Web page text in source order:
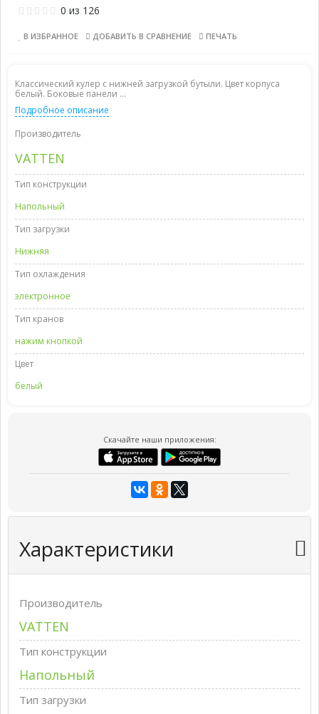
0 из 126
В ИЗБРАННОЕ ДОБАВИТЬ В СРАВНЕНИЕ ПЕЧАТЬ
Классический кулер с нижней загрузкой бутыли. Цвет корпуса
белый. Боковые панели ...
Подробное описание
Производитель
VATTEN
Тип конструкции
Напольный
Тип загрузки
Нижняя
Тип охлаждения
электронное
Тип кранов
нажим кнопкой
Цвет
белый
Скачайте наши приложения:
Характеристики
Производитель
VATTEN
Тип конструкции
Напольный
Тип загрузки